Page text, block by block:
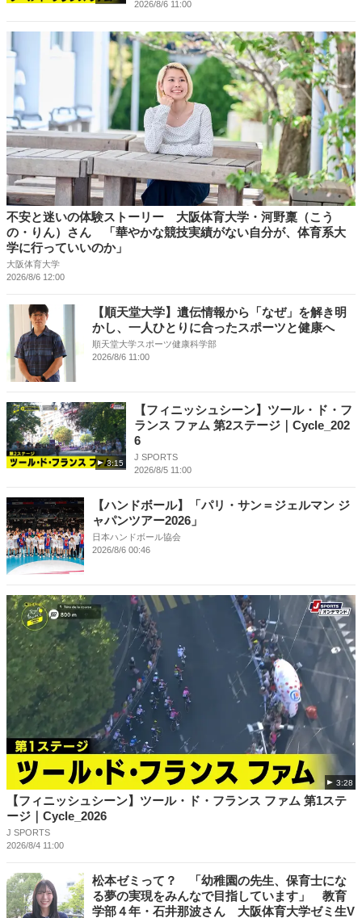
2026/8/6 11:00
不安と迷いの体験ストーリー 大阪体育大学・河野稟（こう
の・りん）さん 「華やかな競技実績がない自分が、体育系大
学に行っていいのか」
大阪体育大学
2026/8/6 12:00
【順天堂大学】遺伝情報から「なぜ」を解き明
かし、一人ひとりに合ったスポーツと健康へ
順天堂大学スポーツ健康科学部
2026/8/6 11:00
3:15
【フィニッシュシーン】ツール・ド・フ
ランス ファム 第2ステージ｜Cycle_202
6
J SPORTS
2026/8/5 11:00
【ハンドボール】「パリ・サン＝ジェルマン ジ
ャパンツアー2026」
日本ハンドボール協会
2026/8/6 00:46
3:28
【フィニッシュシーン】ツール・ド・フランス ファム 第1ステ
ージ｜Cycle_2026
J SPORTS
2026/8/4 11:00
松本ゼミって？ 「幼稚園の先生、保育士にな
る夢の実現をみんなで目指しています」 教育
学部４年・石井那波さん 大阪体育大学ゼミ生V